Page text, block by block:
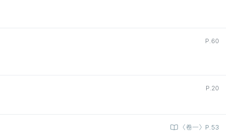
P.60
P.20
〈卷一〉P.53